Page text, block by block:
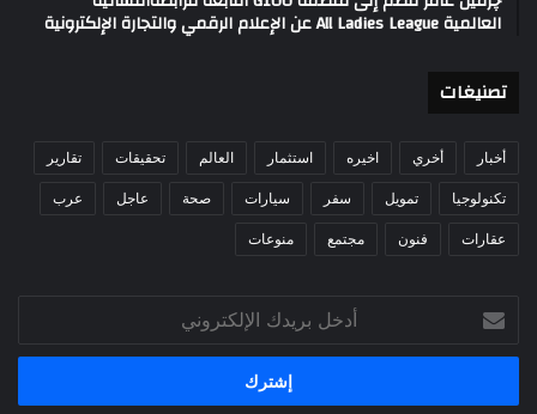
العالمية All Ladies League عن الإعلام الرقمي والتجارة الإلكترونية
تصنيغات
أخبار أخري اخيره استثمار العالم تحقيقات تقارير
تكنولوجيا تمويل سفر سيارات صحة عاجل عرب
عقارات فنون مجتمع منوعات
بريدك
الإلكتروني